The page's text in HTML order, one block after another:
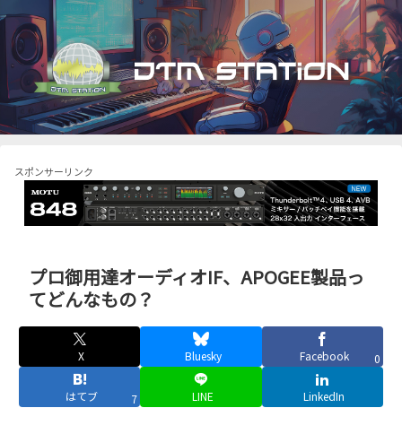
スポンサーリンク
プロ御用達オーディオIF、APOGEE製品っ
てどんなもの？
X Bluesky Facebook 0
はてブ 7 LINE LinkedIn